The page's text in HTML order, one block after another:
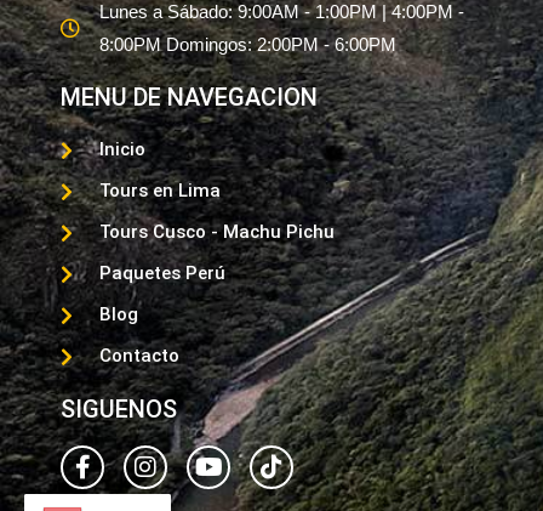
Lunes a Sábado: 9:00AM - 1:00PM | 4:00PM -
8:00PM Domingos: 2:00PM - 6:00PM
MENU DE NAVEGACION
Inicio
Tours en Lima
Tours Cusco - Machu Pichu
Paquetes Perú
Blog
Contacto
SIGUENOS